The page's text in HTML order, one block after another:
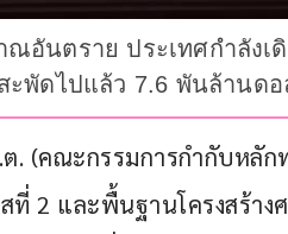
อันตราย ประเทศกำลัง
พัดไปแล้ว 7.6 พันล้านดอ
. (คณะกรรมการกำกับหลัก
2 และพื้นฐานโครงสร้าง